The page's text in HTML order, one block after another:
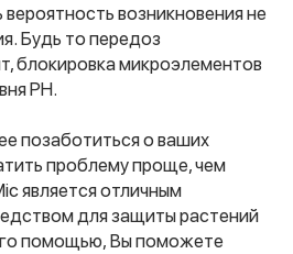
возникновения не
Будь то передоз
блокировка микроэлементов
PH.
позаботиться о ваших
проблему проще, чем
является отличным
для защиты растений
помощью, Вы поможете